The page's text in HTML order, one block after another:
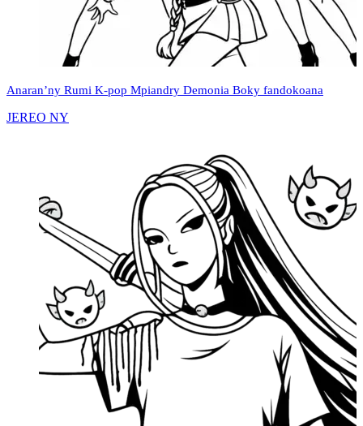
Anaran’ny Rumi K-pop Mpiandry Demonia Boky fandokoana
JEREO NY